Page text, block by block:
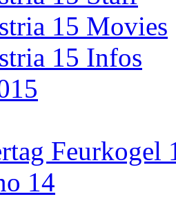
15 Movies
15 Infos
Feurkogel
14